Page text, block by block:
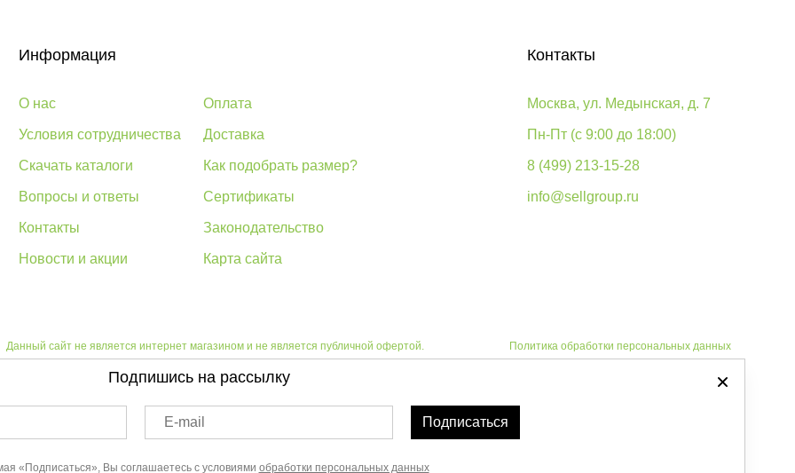
Информация
О нас
Условия сотрудничества
Скачать каталоги
Вопросы и ответы
Контакты
Новости и акции
Оплата
Доставка
Как подобрать размер?
Сертификаты
Законодательство
Карта сайта
Контакты
Москва, ул. Медынская, д. 7
Пн-Пт (с 9:00 до 18:00)
8 (499) 213-15-28
info@sellgroup.ru
Данный сайт не является интернет магазином и не является публичной офертой. Политика обработки персональных данных
Автоматизировано -
Подпишись на рассылку
E-mail Подписаться
«Подписаться», Вы соглашаетесь с условиями обработки персональных данных